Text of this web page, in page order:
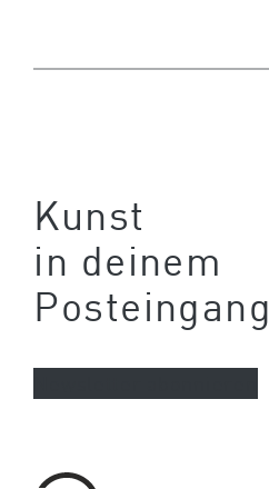
Kunst
in deinem
Posteingang